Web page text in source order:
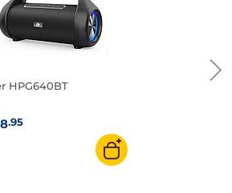
HPG640BT
.95